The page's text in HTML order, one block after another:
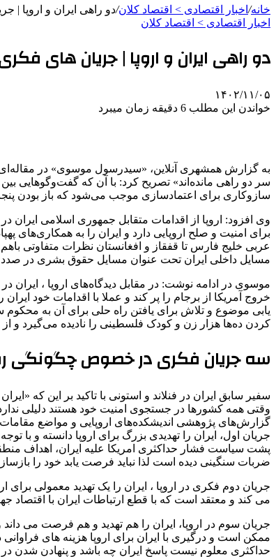
خانه/ اخبار اقتصادی > اقتصاد كلان/دو راهی ایران و اروپا |
اخبار اقتصادی > اقتصاد كلان
دو راهی ایران و اروپا | جریان های فکری
۱۴۰۲/۱۱/۰۵
خواندن این مطلب 6 دقیقه زمان میبرد
به گزارش همشهری آنلاین،‌ «سیدرسول موسوی» در مقاله‌ای
سازوکاری برای اعتمادسازی موجب می‌شود که باز بودن
وی افزود: اروپا از اقدامات متقابل جمهوری اسلامی
برای امنیت و صلح اروپایی دارد و ایران را به
عربی خلیج فارس تا قفقاز و افغانستان نظرات متفاوتی
مسایل داخلی ایران تحت عنوان مسایل حقوق بشری در صدد
موسوی در ادامه نوشت: در مقابل دیدگاه‌های اروپا ، ایران
یابی موضوع و تلاش برای یافتن راه حلی برای آن به
کردن ده‌ها هزار زن و کودک فلسطینی را نادیده می‌گیرد و
سه جریان فکری در خصوص چگونگی
سفیر سابق ایران در فنلاند و استونی با تاکید بر این که
وقتی همه کشورها در جستجوی امنیت خود هستند دلیلی
گزارش‌های پژوهشی اندیشکده‌های اروپایی و مواضع
جریان اول، ایران را تهدیدی بزرگ برای اروپا دانسته و با
پشت سیاست فشار حداکثری امریکا علیه ایران، اهداف
ضربات سنگینی دیده است لذا نباید فرصت یابد خود را
جریان دوم فکری در اروپا ، ایران را یک تهدید معمولی برای
می کند و معتقد است که با قطع ارتباطات ایران با اقتصاد
جریان سوم در اروپا، ایران را هم تهدید و هم فرصت می
ممکن است و درگیری با ایران برای اروپا هزینه های
حداکثری معلوم نیست پاسخ ایران چه باشد و پنهادن شدن